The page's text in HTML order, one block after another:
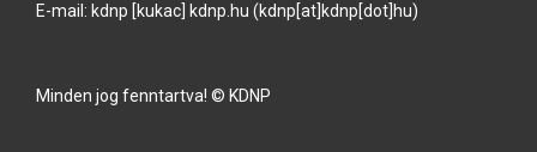
E-mail: kdnp [kukac] kdnp.hu (kdnp[at]kdnp[dot]hu)
Minden jog fenntartva! © KDNP